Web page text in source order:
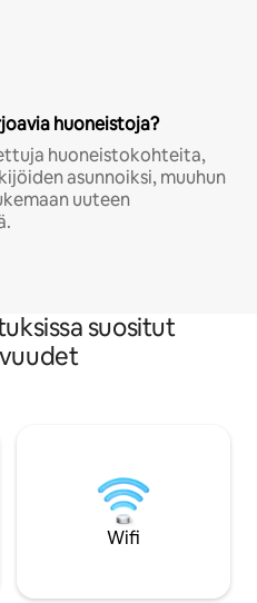
huoneistoja?
huoneistokohteita,
asunnoiksi, muuhun
uuteen
suositut
Wifi